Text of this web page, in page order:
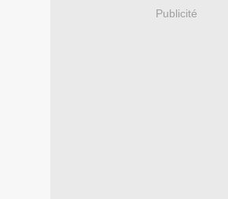
Publicité